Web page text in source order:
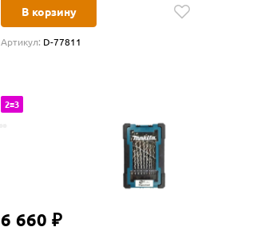
В корзину
Артикул: D-77811
2=3
6 660 ₽